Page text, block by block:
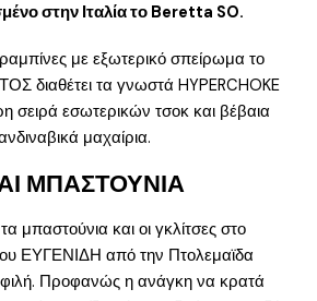
στην Ιταλία το Beretta SO.
με εξωτερικό σπείρωμα το
διαθέτει τα γνωστά HYPERCHOKE
σειρά εσωτερικών τσοκ και βέβαια
μαχαίρια.
ΜΠΑΣΤΟΥΝΙΑ
μπαστούνια και οι γκλίτσες στο
ΕΥΓΕΝΙΔΗ από την Πτολεμαϊδα
Προφανώς η ανάγκη να κρατά